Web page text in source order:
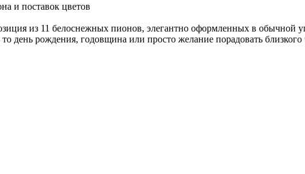
и поставок цветов
из 11 белоснежных пионов, элегантно оформленных в обычной
день рождения, годовщина или просто желание порадовать близкого